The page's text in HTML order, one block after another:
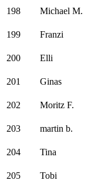
198
Michael M.
199 Franzi
200
Elli
201 Ginas
202 Moritz F.
203 martin b.
204
Tina
205
Tobi